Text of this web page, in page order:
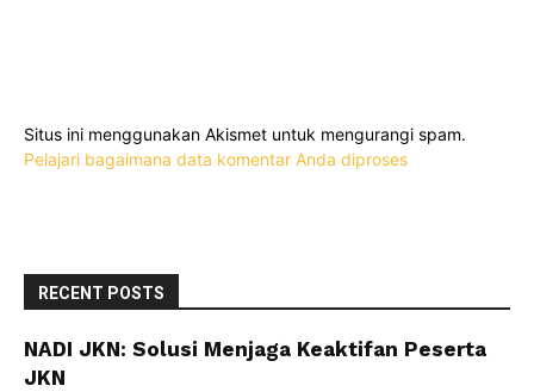
Situs ini menggunakan Akismet untuk mengurangi spam.
Pelajari bagaimana data komentar Anda diproses
RECENT POSTS
NADI JKN: Solusi Menjaga Keaktifan Peserta
JKN